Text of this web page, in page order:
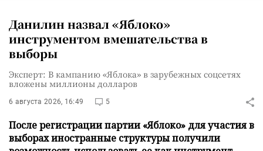
Данилин назвал «Яблоко»
инструментом вмешательства в
выборы
Эксперт: В кампанию «Яблока» в зарубежных соцсетях
вложены миллионы долларов
6 августа 2026, 16:49 5
После регистрации партии «Яблоко» для участия в
выборах иностранные структуры получили